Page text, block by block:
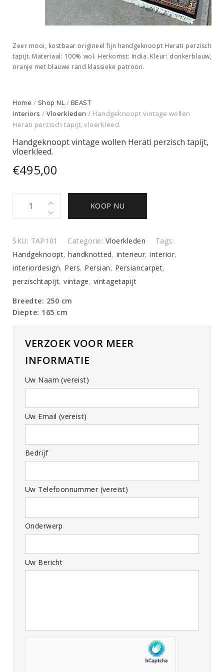
Zeer mooi, kostbaar origineel fijn handgeknoopt Herati perzisch
tapijt. Materiaal: 100% wol. Herkomst: India. Kleur: donkerblauw,
oranje met blauwe rand klassieke patroon.
Home / Shop NL / BEAST
Interiors / Vloerkleden / Handgeknoopt vintage wollen
Herati perzisch tapijt, vloerkleed.
Handgeknoopt vintage wollen Herati perzisch tapijt,
vloerkleed.
€495,00
Handgeknoopt
Herati
perzisch
tapijt,
vloerkleed.
KOOP NU
SKU: TAP101 Categorie: Vloerkleden
Tags:
Handgeknoopt, handknotted, interieur, interior,
interiordesign, Pers, Persian, Persiancarpet,
perzischtapijt, vintage, vintagetapijt
Breedte: 250 cm
Diepte: 165 cm
VERZOEK VOOR MEER
INFORMATIE
Uw Naam (vereist)
Uw Email (vereist)
Bedrijf
Uw Telefoonnummer (vereist)
Onderwerp
Uw Bericht